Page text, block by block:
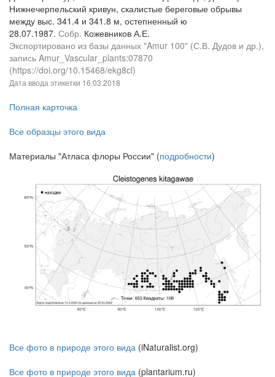
Нижнечерпельский кривун, скалистые береговые обрывы
между выс. 341.4 и 341.8 м, остепненный ю
28.07.1987. Собр. Кожевников А.Е.
Экспортировано из базы данных "Amur 100" (С.В. Дудов и др.),
запись Amur_Vascular_plants:07870
(https://doi.org/10.15468/ekg8cl)
Дата ввода этикетки 16.03.2018
Полная карточка
Все образцы этого вида
Материалы "Атласа флоры России" (подробности)
Все фото в природе этого вида (iNaturalist.org)
Все фото в природе этого вида (plantarium.ru)